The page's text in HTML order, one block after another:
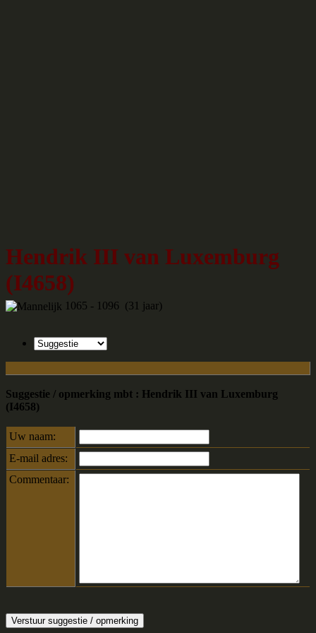
Hendrik III van Luxemburg
(I4658)
1065 - 1096 (31 jaar)
Suggestie / opmerking mbt : Hendrik III van Luxemburg
(I4658)
Uw naam:
E-mail adres:
Commentaar: